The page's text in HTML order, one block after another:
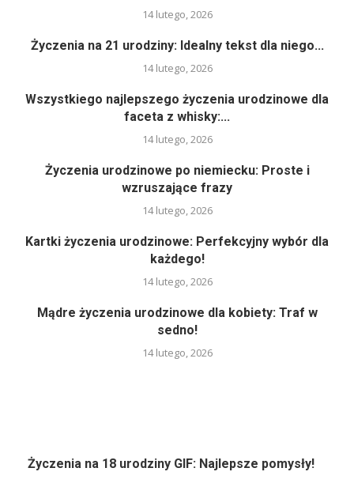
14 lutego, 2026
Życzenia na 21 urodziny: Idealny tekst dla niego...
14 lutego, 2026
Wszystkiego najlepszego życzenia urodzinowe dla
faceta z whisky:...
14 lutego, 2026
Życzenia urodzinowe po niemiecku: Proste i
wzruszające frazy
14 lutego, 2026
Kartki życzenia urodzinowe: Perfekcyjny wybór dla
każdego!
14 lutego, 2026
Mądre życzenia urodzinowe dla kobiety: Traf w
sedno!
14 lutego, 2026
Życzenia na 18 urodziny GIF: Najlepsze pomysły!